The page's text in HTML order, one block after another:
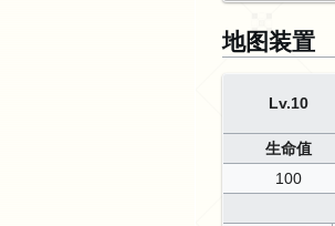
地图装置
Lv.10
生命值
100